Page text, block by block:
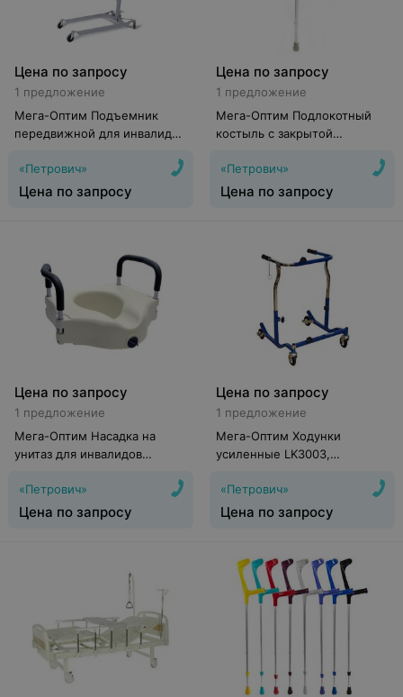
Цена по запросу
1 предложение
Мега-Оптим Подъемник
передвижной для инвалидов
«Петрович»
Цена по запросу
Цена по запросу
1 предложение
Мега-Оптим Подлокотный
костыль с закрытой
LK3030
«Петрович»
Цена по запросу
Цена по запросу
1 предложение
Мега-Оптим Насадка на
унитаз для инвалидов
«Петрович»
Цена по запросу
Цена по запросу
1 предложение
Мега-Оптим Ходунки
усиленные LK3003,
«Петрович»
Цена по запросу